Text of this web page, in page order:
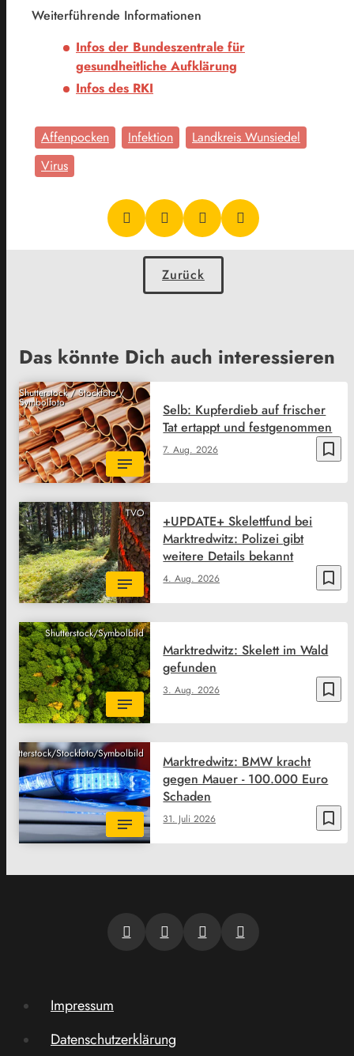
Weiterführende Informationen
Infos der Bundeszentrale für
gesundheitliche Aufklärung
Infos des RKI
Affenpocken Infektion
Landkreis Wunsiedel
Virus
Zurück
Das könnte Dich auch interessieren
Shutterstock / Stockfoto /
Symbolfoto
bookmark_border
7. Aug. 2026
Selb: Kupferdieb auf frischer
Tat ertappt und festgenommen
TVO
bookmark_border
4. Aug. 2026
+UPDATE+ Skelettfund bei
Marktredwitz: Polizei gibt
weitere Details bekannt
Shutterstock/Symbolbild
bookmark_border
3. Aug. 2026
Marktredwitz: Skelett im Wald
gefunden
Shutterstock/Stockfoto/Symbolbild
bookmark_border
31. Juli 2026
Marktredwitz: BMW kracht
gegen Mauer - 100.000 Euro
Schaden
Impressum
Datenschutzerklärung